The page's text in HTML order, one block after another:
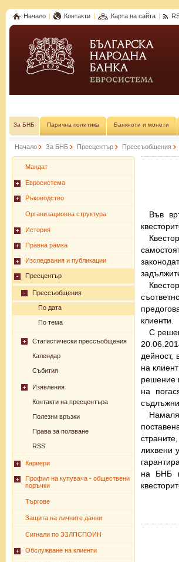
Начало Контакти Карта на сайта
За БНБ Парична политика Банкноти и монети
Начало За БНБ Пресцентър Прессъобщения
Мандат
Евросистема
Ръководство
Организационна структура
История
Правна рамка
Изследвания и публикации
Пресцентър
Прессъобщения
По дата
По тема
Статистически прессъобщения
Календар
Събития
Изявления
Контакти на пресцентъра
Полезни връзки
Права за ползване
RSS
Кариери
Профил на купувача - обществени
поръчки
Търгове
Защита на личните данни
Сигнали по ЗЗЛПСПОИН
Обслужване на клиенти
Във
клиенти.
С
дейност,
на
решение
на
лихвени
на БНБ